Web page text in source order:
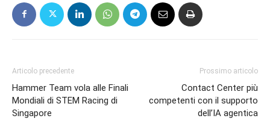
Articolo precedente
Hammer Team vola alle Finali
Mondiali di STEM Racing di
Singapore
Prossimo articolo
Contact Center più
competenti con il supporto
dell’IA agentica